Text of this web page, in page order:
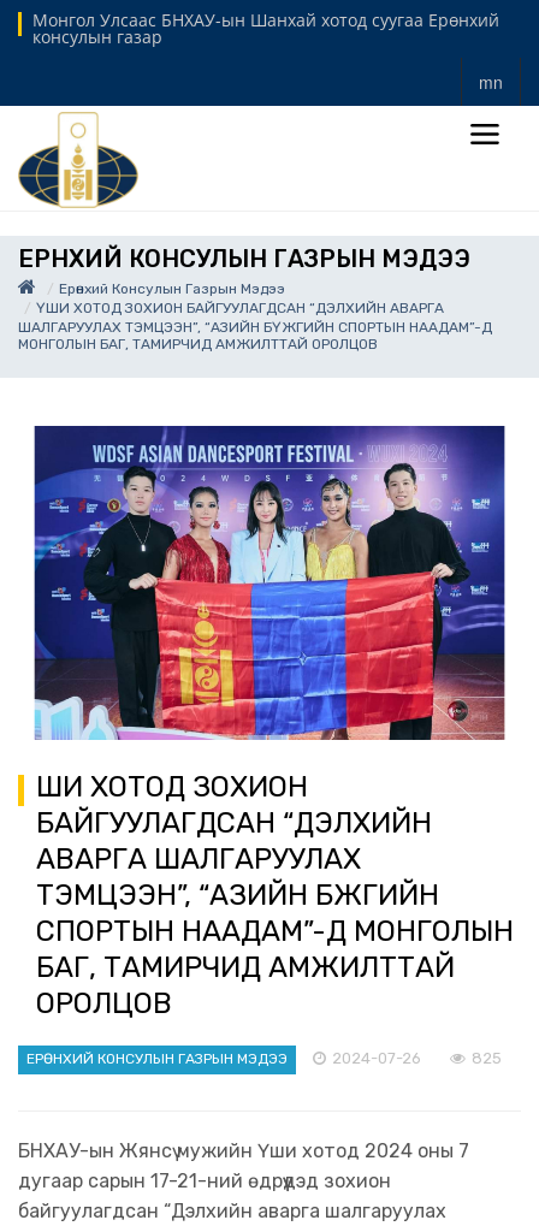
Монгол Улсаас БНХАУ-ын Шанхай хотод суугаа Ерөнхий
консулын газар
mn
ЕРӨНХИЙ КОНСУЛЫН ГАЗРЫН МЭДЭЭ
Ерөнхий Консулын Газрын Мэдээ
ҮШИ ХОТОД ЗОХИОН БАЙГУУЛАГДСАН “ДЭЛХИЙН АВАРГА
ШАЛГАРУУЛАХ ТЭМЦЭЭН”, “АЗИЙН БҮЖГИЙН СПОРТЫН НААДАМ”-Д
МОНГОЛЫН БАГ, ТАМИРЧИД АМЖИЛТТАЙ ОРОЛЦОВ
ҮШИ ХОТОД ЗОХИОН
БАЙГУУЛАГДСАН “ДЭЛХИЙН
АВАРГА ШАЛГАРУУЛАХ
ТЭМЦЭЭН”, “АЗИЙН БҮЖГИЙН
СПОРТЫН НААДАМ”-Д МОНГОЛЫН
БАГ, ТАМИРЧИД АМЖИЛТТАЙ
ОРОЛЦОВ
ЕРӨНХИЙ КОНСУЛЫН ГАЗРЫН МЭДЭЭ 2024-07-26 825
БНХАУ-ын Жянсү мужийн Үши хотод 2024 оны 7
дугаар сарын 17-21-ний өдрүүдэд зохион
байгуулагдсан “Дэлхийн аварга шалгаруулах